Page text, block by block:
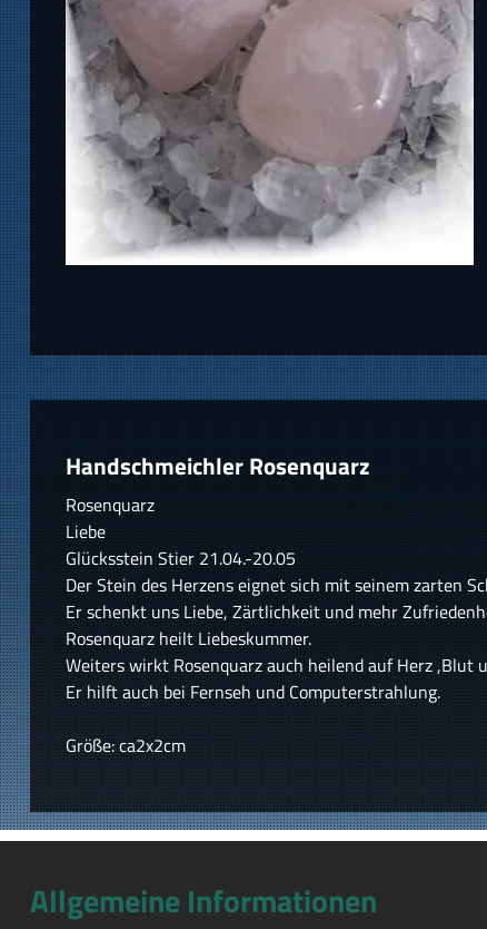
Handschmeichler Rosenquarz
Rosenquarz
Liebe
Glücksstein Stier 21.04.-20.05
Der Stein des Herzens eignet sich mit seinem zarten
Er schenkt uns Liebe, Zärtlichkeit und mehr
Rosenquarz heilt Liebeskummer.
Weiters wirkt Rosenquarz auch heilend auf Herz ,Blut
Er hilft auch bei Fernseh und Computerstrahlung.
Größe: ca2x2cm
Allgemeine Informationen